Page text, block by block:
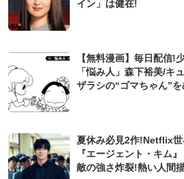
イン」は健在!
【無料漫画】毎日配信!
「悩み人」森下裕美/キ
ザラシの“ゴマちゃん”
夏休み必見2作!Netflix世
『エージェント・キム
敵の強さ炸裂!熱い人間